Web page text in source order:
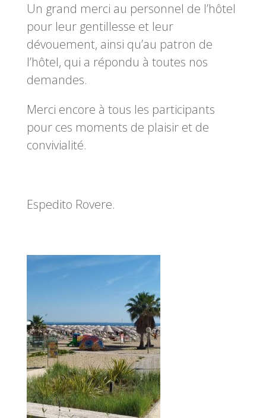
Un grand merci au personnel de l’hôtel
pour leur gentillesse et leur
dévouement, ainsi qu’au patron de
l’hôtel, qui a répondu à toutes nos
demandes.
Merci encore à tous les participants
pour ces moments de plaisir et de
convivialité.
Espedito Rovere.